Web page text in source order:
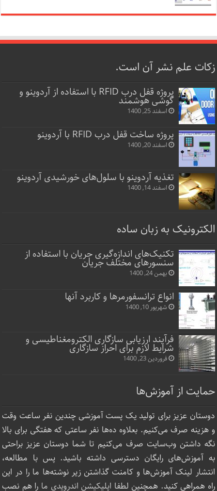
زکات علم نشر آن است.
پروژه قفل‌ درب RFID با استفاده از آردوینو و
گوشی هوشمند
اسفند 25, 1400
پروژه ساخت قفل‌ درب RFID با آردوینو
اسفند 20, 1400
تغذیه آردوینو با سلول‌های خورشیدی آردوینو
اسفند 14, 1400
الکترونیک به زبان ساده
تکنیک‌های اندازه‌گیری جریان با استفاده از
سنسورهای مختلف جریان
بهمن 24, 1400
انواع ترانسفورمرها و کاربرد آنها
شهریور 10, 1400
فرآیند ارزیابی سازگاری الکترومغناطیسی و
شرایط لازم برای احراز سازگاری
فروردین 23, 1400
حمایت از آموزش‌ها
دوستان عزیز برای تولید یک پست آموزشی چندین نفر ساعت‌ وقت
و هزینه صرف می‌کنیم. بعلاوه ده‌ها نفر ساعتی که هفتگی برای بالا
نگه داشتن وب‌سایت صرف ‌می‌کنیم تا شما دوستان عزیز براحتی
به آموزش‌های رایگان دسترسی داشته باشید. پس با مطالعه،
انتشار لینک‌ آموزش‌ها و کامنت گذاشتن زیر نوشته‌‌ها ما را در این
راه همراهی کنید. همچنین لطفا اپلیکیشن اندرویدی ما را هم نصب